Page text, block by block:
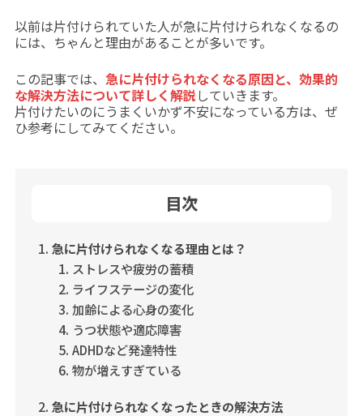
以前は片付けられていた人が急に片付けられなくなるの
には、ちゃんと理由があることが多いです。
この記事では、 急に片付けられなくなる原因と、効果的
な解決方法について詳しく解説 していきます。
片付けたいのにうまくいかず不安になっている方は、ぜ
ひ参考にしてみてください。
目次
急に片付けられなくなる理由とは？
ストレスや疲労の蓄積
ライフステージの変化
加齢による心身の変化
うつ状態や適応障害
ADHDなど発達特性
物が増えすぎている
急に片付けられなくなったときの解決方法